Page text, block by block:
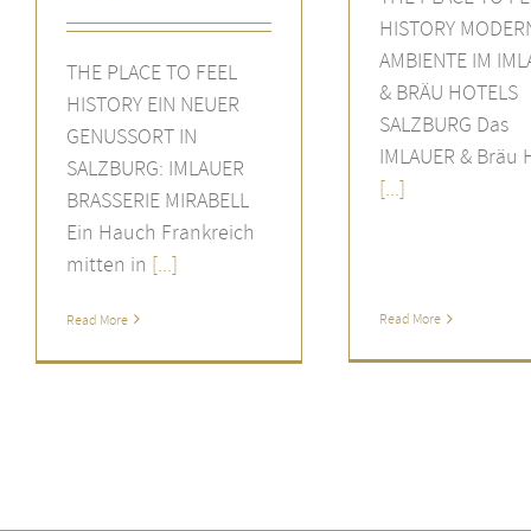
THE PLACE TO FEEL
HISTORY EIN NEUER
GENUSSORT IN
SALZBURG: IMLAUER
BRASSERIE MIRABELL
Ein Hauch Frankreich
mitten in [...]
Read More
HISTORY
AMBIENTE IM
& BRÄU HOTELS
SALZBURG Das
IMLAUER & Bräu
[...]
Read More